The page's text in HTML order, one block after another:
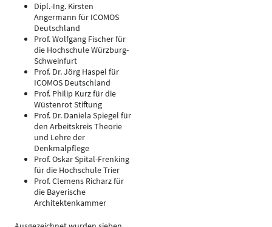
Dipl.-Ing. Kirsten
Angermann für ICOMOS
Deutschland
Prof. Wolfgang Fischer für
die Hochschule Würzburg-
Schweinfurt
Prof. Dr. Jörg Haspel für
ICOMOS Deutschland
Prof. Philip Kurz für die
Wüstenrot Stiftung
Prof. Dr. Daniela Spiegel für
den Arbeitskreis Theorie
und Lehre der
Denkmalpflege
Prof. Oskar Spital-Frenking
für die Hochschule Trier
Prof. Clemens Richarz für
die Bayerische
Architektenkammer